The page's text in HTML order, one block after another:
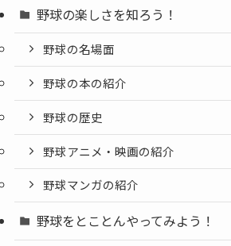
野球の楽しさを知ろう！
野球の名場面
野球の本の紹介
野球の歴史
野球アニメ・映画の紹介
野球マンガの紹介
野球をとことんやってみよう！